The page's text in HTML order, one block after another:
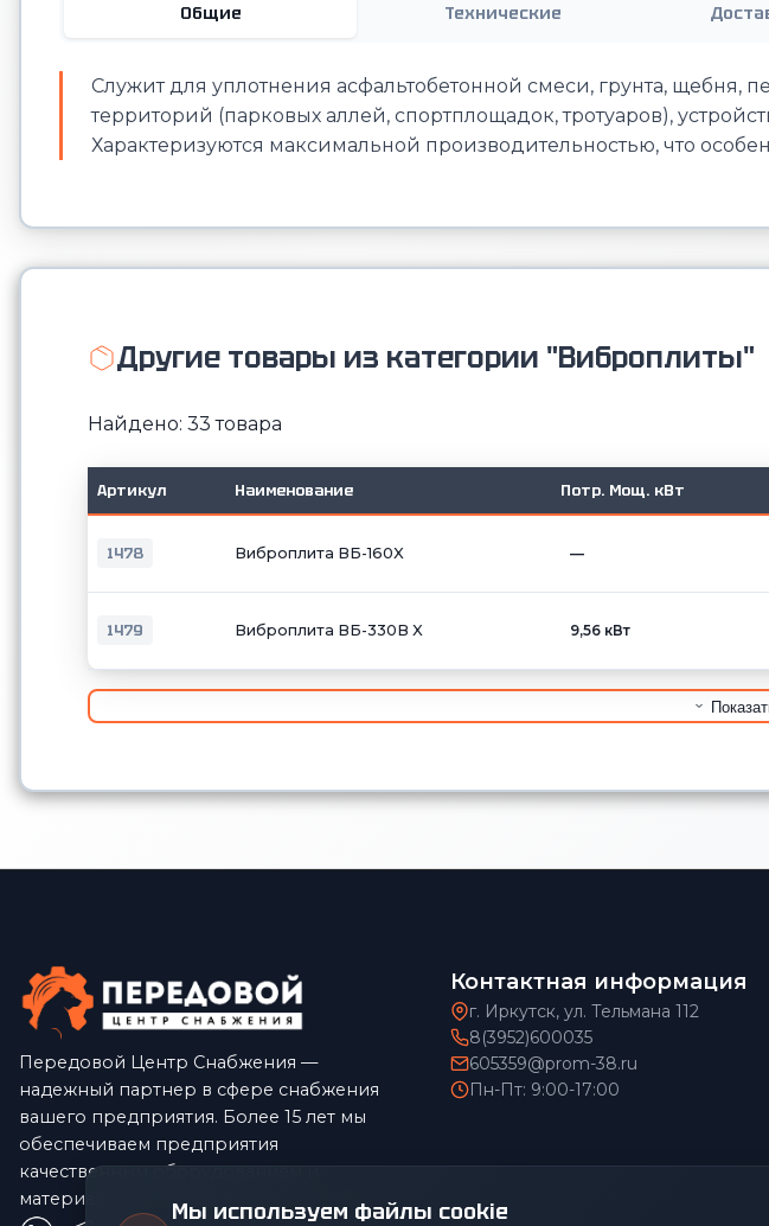
Общие Технические
Служит для уплотнения асфальтобетонной смеси, грунта, щебня,
территорий (парковых аллей, спортплощадок, тротуаров),
Характеризуются максимальной производительностью, что
Другие товары из категории "Виброплиты"
Найдено: 33 товара
Артикул Наименование Потр. Мощ. кВт
1478 Виброплита ВБ-160X —
1479 Виброплита ВБ-330В X 9,56 кВт
Мы используем файлы cookie
Передовой Центр Снабжения —
надежный партнер в сфере снабжения
вашего предприятия. Более 15 лет мы
обеспечиваем предприятия
качественным оборудованием и
материалами по конкурентным ценам.
Контактная информация
г. Иркутск, ул. Тельмана 112
8(3952)600035
605359@prom-38.ru
Пн-Пт: 9:00-17:00